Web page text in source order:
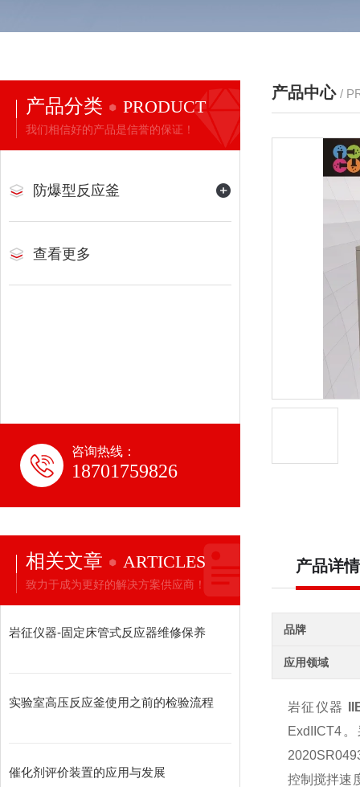
产品中心 /
产品详情
品牌
应用领域
岩征仪器
ExdIICT4 。
控制搅拌速
产品分类 PRODUCT
我们相信好的产品是信誉的保证！
防爆型反应釜
查看更多
咨询热线：
18701759826
相关文章 ARTICLES
致力于成为更好的解决方案供应商！
岩征仪器-固定床管式反应器维修保养
实验室高压反应釜使用之前的检验流程
催化剂评价装置的应用与发展